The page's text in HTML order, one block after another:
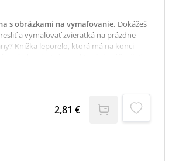
s obrázkami na vymaľovanie. Dokážeš
a vymaľovať zvieratká na prázdne
Knižka leporelo, ktorá má na konci
2,81 €